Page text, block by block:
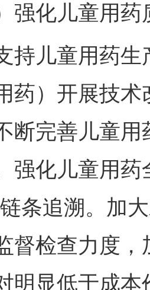
化儿童用药
儿童用药生
药）开展技
断完善儿童
强化儿童用
条追溯。加
督检查力度
明显低于成